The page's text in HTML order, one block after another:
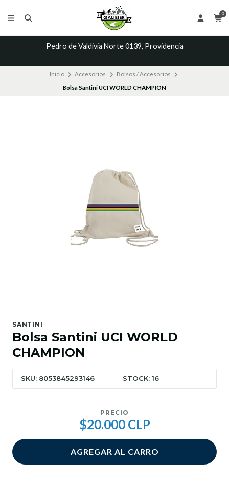
0
Pedro de Valdivia Norte 0139, Providencia
Inicio Accesorios
Bolsos / Accesorios
Bolsa Santini UCI WORLD CHAMPION
SANTINI
Bolsa Santini UCI WORLD
CHAMPION
SKU: 8053845293146 STOCK: 16
PRECIO
$20.000 CLP
AGREGAR AL CARRO